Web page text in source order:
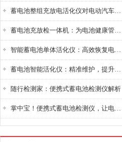
蓄电池整组充放电活化仪对电动汽车电池有帮助吗？
蓄电池充放检一体机：为电池健康管理提供一站式解决方案
智能蓄电池单体活化仪：高效恢复电池性能，延长蓄电池使用寿命
蓄电池智能活化仪：精准维护，提升电池健康状态
随行检测家：便携式蓄电池检测仪解析
掌中宝！便携式蓄电池检测仪，让电池检测变得简单又快捷！